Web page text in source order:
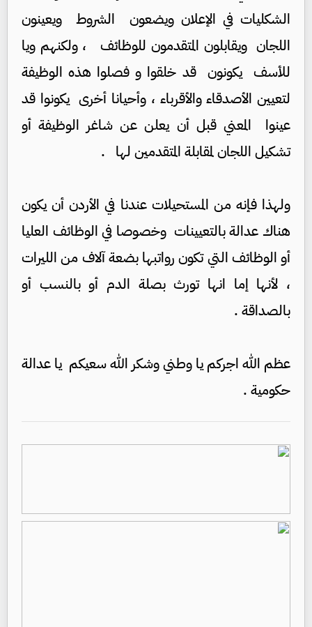
الشكليات في الإعلان ويضعون الشروط ويعينون
اللجان ويقابلون المتقدمون للوظائف ، ولكنهم ويا
للأسف يكونون قد خلقوا و فصلوا هذه الوظيفة
لتعيين الأصدقاء والأقرباء ، وأحيانا أخرى يكونوا قد
عينوا المعني قبل أن يعلن عن شاغر الوظيفة أو
تشكيل اللجان لمقابلة المتقدمين لها .
ولهذا فإنه من المستحيلات عندنا في الأردن أن يكون
هناك عدالة بالتعيينات وخصوصا في الوظائف العليا
أو الوظائف التي تكون رواتبها بضعة آلاف من الليرات
، لأنها إما انها تورث بصلة الدم أو بالنسب أو
بالصداقة .
عظم الله اجركم يا وطني وشكر الله سعيكم يا عدالة
حكومية .